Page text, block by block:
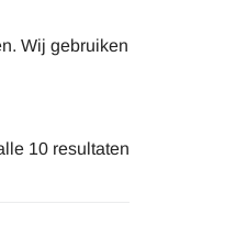
Wij gebruiken
10 resultaten